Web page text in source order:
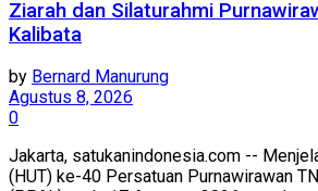
Ziarah dan Silaturahmi
Kalibata
by Bernard Manurung
Agustus 8, 2026
0
Jakarta, satukanindonesia.com --
(HUT) ke-40 Persatuan Purnawirawan